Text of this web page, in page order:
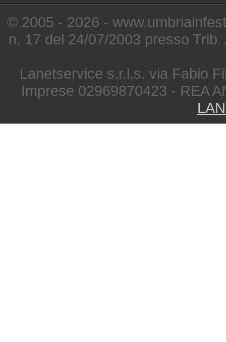
© 2005 - 2026 -
n. 17 del 24/07/2003 presso
Lanetservice s.r.l.s. via Fabio
Imprese 02969870423 - REA